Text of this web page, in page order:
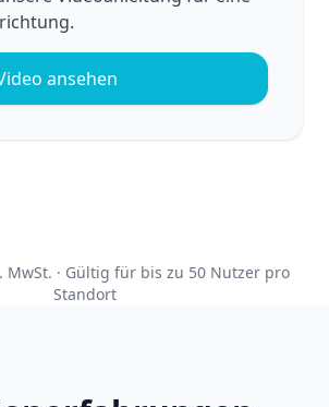
ansehen
MwSt. · Gültig für bis zu 50 Nutzer pro
Standort